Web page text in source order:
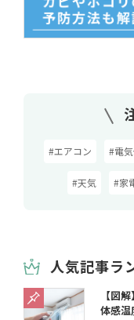
#エアコン #電
#天気 #家
人気記事ラ
【図
体感温